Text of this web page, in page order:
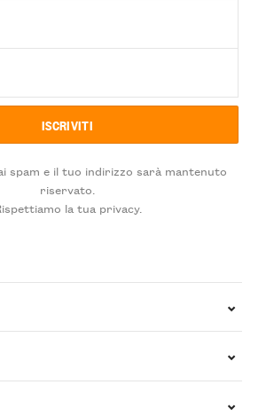
spam e il tuo indirizzo sarà mantenuto
riservato.
la tua privacy.